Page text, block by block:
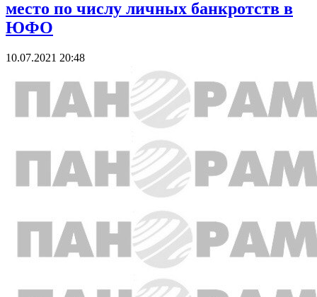
место по числу личных банкротств в
ЮФО
10.07.2021 20:48